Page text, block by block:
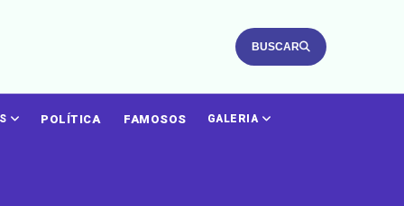
BUSCAR
POLÍTICA FAMOSOS GALERIA